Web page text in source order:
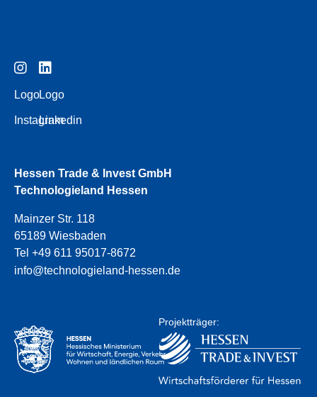
Logo
Instagram
Logo
Linkedin
Hessen Trade & Invest GmbH
Technologieland Hessen
Mainzer Str. 118
65189 Wiesbaden
Tel +49 611 95017-8672
info@technologieland-hessen.de
Projektträger: